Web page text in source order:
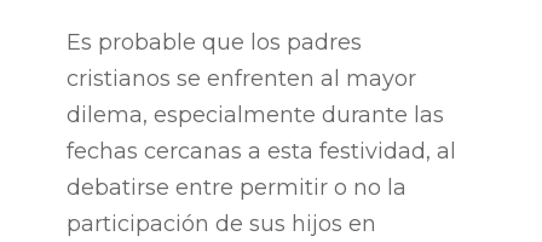
Es probable que los padres
cristianos se enfrenten al mayor
dilema, especialmente durante las
fechas cercanas a esta festividad, al
debatirse entre permitir o no la
participación de sus hijos en